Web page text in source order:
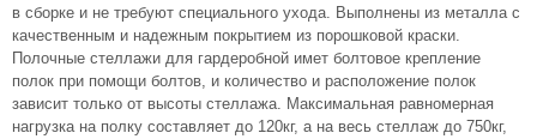
в сборке и не требуют специального ухода. Выполнены из металла с
качественным и надежным покрытием из порошковой краски.
Полочные стеллажи для гардеробной имет болтовое крепление
полок при помощи болтов, и количество и расположение полок
зависит только от высоты стеллажа. Максимальная равномерная
нагрузка на полку составляет до 120кг, а на весь стеллаж до 750кг,